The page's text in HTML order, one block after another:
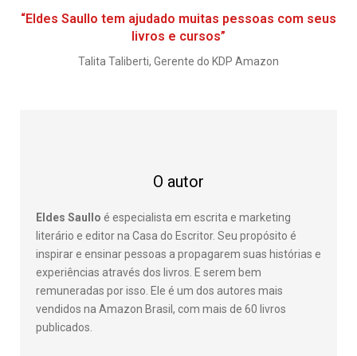
“Eldes Saullo tem ajudado muitas pessoas com seus
livros e cursos”
Talita Taliberti, Gerente do KDP Amazon
O autor
Eldes Saullo é especialista em escrita e marketing
literário e editor na Casa do Escritor. Seu propósito é
inspirar e ensinar pessoas a propagarem suas histórias e
experiências através dos livros. E serem bem
remuneradas por isso. Ele é um dos autores mais
vendidos na Amazon Brasil, com mais de 60 livros
publicados.